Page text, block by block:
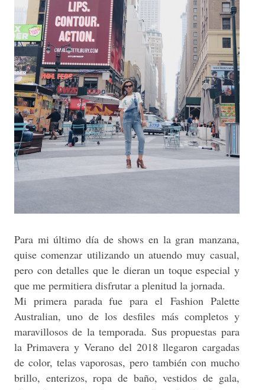
Para mi último día de shows en la gran manzana,
quise comenzar utilizando un atuendo muy casual,
pero con detalles que le dieran un toque especial y
que me permitiera disfrutar a plenitud la jornada.
Mi primera parada fue para el Fashion Palette
Australian, uno de los desfiles más completos y
maravillosos de la temporada. Sus propuestas para
la Primavera y Verano del 2018 llegaron cargadas
de color, telas vaporosas, pero también con mucho
brillo, enterizos, ropa de baño, vestidos de gala,